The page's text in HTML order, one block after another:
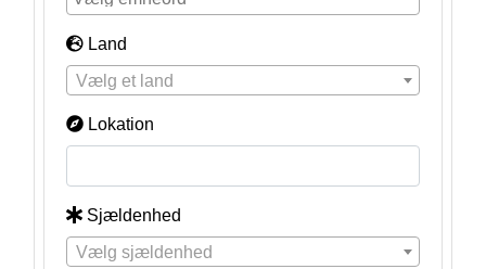
Land
Vælg et land
Lokation
Sjældenhed
Vælg sjældenhed